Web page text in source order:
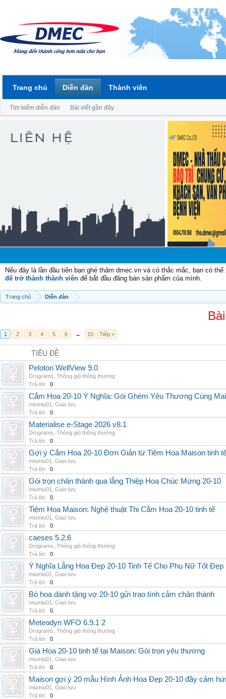
Nếu đây là lần đầu tiên bạn ghé thăm dmec.vn và có thắc mắc, bạn có
để trở thành thành viên để bắt đầu đăng bán sản phẩm của mình.
Trang chủ Diễn đàn
1 2 3 4 5 6 → 10 Tiếp >
TIÊU ĐỀ
Peloton WellView 9.0
Drograms Thông gió thông thường
Trả lời:
0
Cắm Hoa 20-10 Ý Nghĩa: Gói Ghém Yêu Thương Cùng
miumiu01
Giao lưu
Trả lời:
0
Materialise e-Stage 2026 v8.1
Drograms Thông gió thông thường
Trả lời:
0
Gợi ý Cắm Hoa 20-10 Đơn Giản từ Tiệm Hoa Maison tinh
miumiu01
Giao lưu
Trả lời:
0
Gói trọn chân thành qua lẵng Thiệp Hoa Chúc Mừng 20-10
miumiu01
Giao lưu
Trả lời:
0
Tiệm Hoa Maison: Nghệ thuật Thi Cắm Hoa 20-10 tinh tế
miumiu01
Giao lưu
Trả lời:
0
caeses 5.2.6
Drograms Thông gió thông thường
Trả lời:
0
Ý Nghĩa Lẵng Hoa Đẹp 20-10 Tinh Tế Cho Phụ Nữ Tốt Đẹp
miumiu01
Giao lưu
Trả lời:
0
Bó hoa dành tặng vợ 20-10 gửi trao tình cảm chân thành
miumiu01
Giao lưu
Trả lời:
0
Meteodyn WFO 6.9.1 2
Drograms Thông gió thông thường
Trả lời:
0
Giá Hoa 20-10 tinh tế tại Maison: Gói trọn yêu thương
miumiu01
Giao lưu
Trả lời:
0
Maison gợi ý 20 mẫu Hình Ảnh Hoa Đẹp 20-10 đầy cảm
miumiu01
Giao lưu
Trả lời:
0
Trang chủ Diễn đàn
Tìm kiếm diễn đàn Bài viết gần đây
Thành viên